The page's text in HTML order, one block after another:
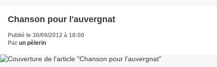
Chanson pour l'auvergnat
Publié le 30/09/2012 à 18:00
Par un pèlerin